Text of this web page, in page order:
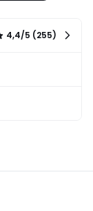
liste
4,4/5 (255)